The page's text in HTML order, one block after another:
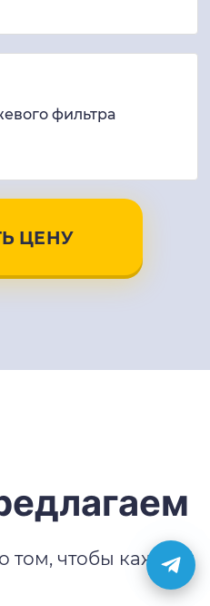
фильтра
ЦЕНУ
том, чтобы каждый